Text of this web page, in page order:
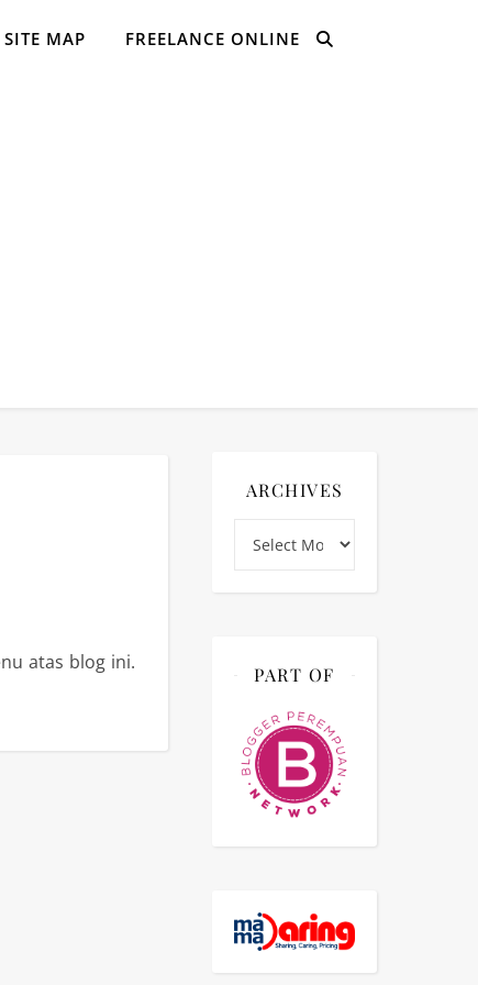
SITE MAP FREELANCE ONLINE
atas blog ini.
ARCHIVES
PART OF